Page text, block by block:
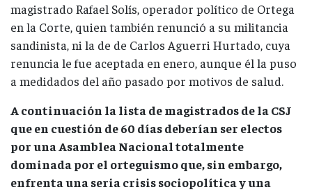
magistrado Rafael Solís, operador político de Ortega
en la Corte, quien también renunció a su militancia
sandinista, ni la de de Carlos Aguerri Hurtado, cuya
renuncia le fue aceptada en enero, aunque él la puso
a medidados del año pasado por motivos de salud.
A continuación la lista de magistrados de la CSJ
que en cuestión de 60 días deberían ser electos
por una Asamblea Nacional totalmente
dominada por el orteguismo que, sin embargo,
enfrenta una seria crisis sociopolítica y una